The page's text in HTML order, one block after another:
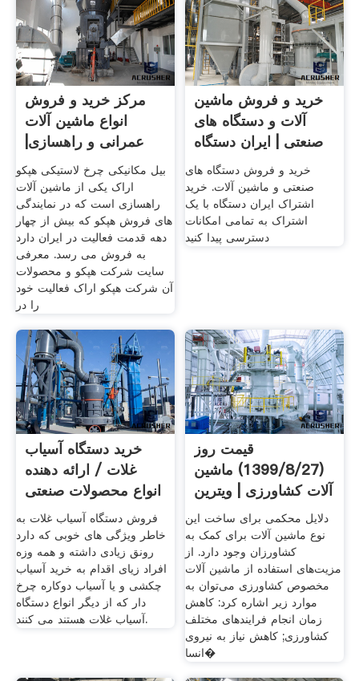
مرکز خرید و فروش
انواع ماشین آلات
عمرانی و راهسازی|
ماشین
بیل مکانیکی چرخ لاستیکی هپکو
اراک یکی از ماشین آلات
راهسازی است که در نمایندگی
های فروش هپکو که بیش از چهار
دهه قدمت فعالیت در ایران دارد
به فروش می رسد. معرفی
سایت شرکت هپکو و محصولات
آن شرکت هپکو اراک فعالیت خود
را در
خرید و فروش ماشین
آلات و دستگاه های
صنعتی | ایران دستگاه
خرید و فروش دستگاه های
صنعتی و ماشین آلات. خرید
اشتراک ایران دستگاه با یک
اشتراک به تمامی امکانات
دسترسی پیدا کنید
خرید دستگاه آسیاب
غلات / ارائه دهنده
انواع محصولات صنعتی
فروش دستگاه آسیاب غلات به
خاطر ویژگی های خوبی که دارد
رونق زیادی داشته و همه وزه
افراد زیای اقدام به خرید آسیاب
چکشی و یا آسیاب دوکاره چرخ
دار که از دیگر انواع دستگاه
آسیاب غلات هستند می کنند.
قیمت روز
(1399/8/27) ماشین
آلات کشاورزی | ویترین
نت: بازار
دلایل محکمی برای ساخت این
نوع ماشین آلات برای کمک به
کشاورزان وجود دارد. از
مزیت‌های استفاده از ماشین آلات
مخصوص کشاورزی می‌توان به
موارد زیر اشاره کرد: کاهش
زمان انجام فرایندهای مختلف
کشاورزی; کاهش نیاز به نیروی
انسا�